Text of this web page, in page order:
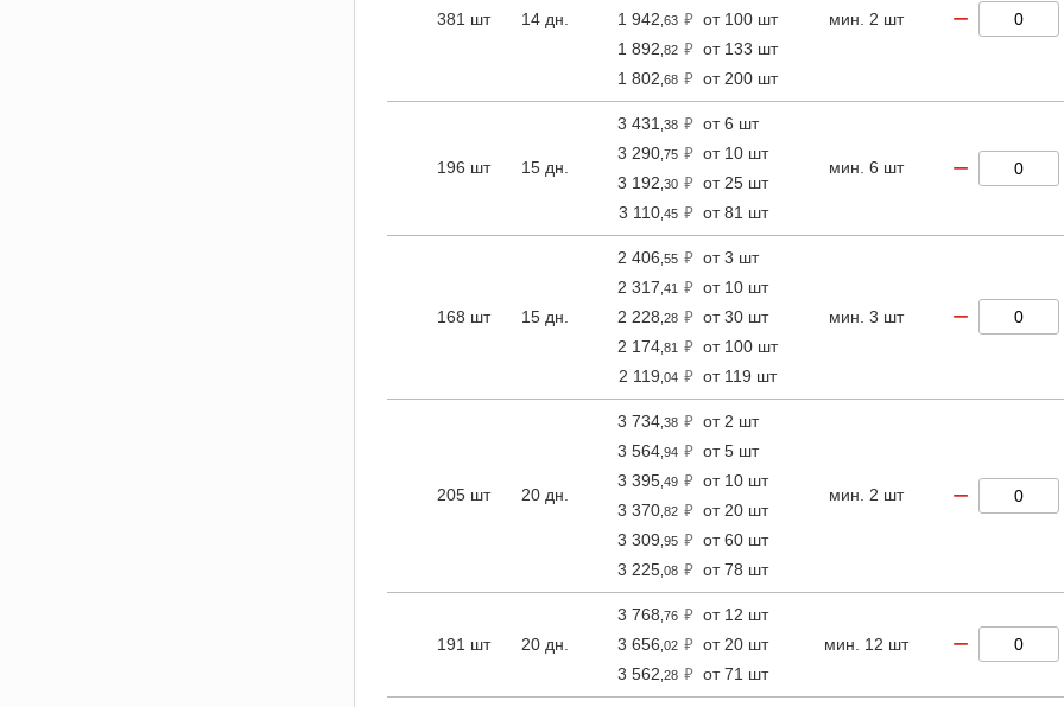
381 шт 14 дн.
1 942 ,63
от 100 шт
1 892 ,82
от 133 шт
1 802 ,68 от 200 шт
мин. 2 шт −
196 шт 15 дн.
3 431 ,38
от 6 шт
3 290 ,75
от 10 шт
3 192 ,30
от 25 шт
3 110 ,45 от 81 шт
мин. 6 шт −
168 шт 15 дн.
2 406 ,55
от 3 шт
2 317 ,41
от 10 шт
2 228 ,28
от 30 шт
2 174 ,81
от 100 шт
2 119 ,04 от 119 шт
мин. 3 шт −
205 шт 20 дн.
3 734 ,38
от 2 шт
3 564 ,94
от 5 шт
3 395 ,49
от 10 шт
3 370 ,82
от 20 шт
3 309 ,95
от 60 шт
3 225 ,08 от 78 шт
мин. 2 шт −
191 шт 20 дн.
3 768 ,76
от 12 шт
3 656 ,02
от 20 шт
3 562 ,28 от 71 шт
мин. 12 шт −